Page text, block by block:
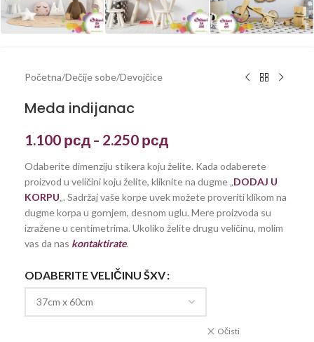
Početna/Dečije sobe/Devojčice
Meda indijanac
1.100 рсд – 2.250 рсд
Odaberite dimenziju stikera koju želite. Kada odaberete
proizvod u veličini koju želite, kliknite na dugme „DODAJ U
KORPU„. Sadržaj vaše korpe uvek možete proveriti klikom na
dugme korpa u gornjem, desnom uglu. Mere proizvoda su
izražene u centimetrima. Ukoliko želite drugu veličinu, molim
vas da nas kontaktirate.
ODABERITE VELIČINU ŠXV
Očisti